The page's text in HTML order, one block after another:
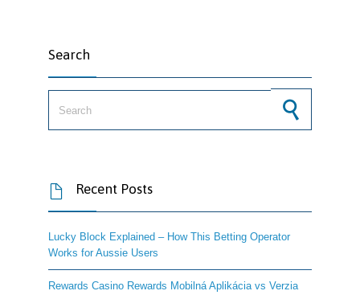
Search
 Recent Posts
Lucky Block Explained – How This Betting Operator
Works for Aussie Users
Rewards Casino Rewards Mobilná Aplikácia vs Verzia